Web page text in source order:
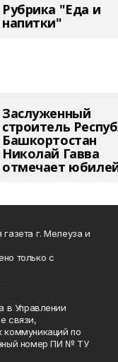
Рубрика "Еда и
напитки"
Заслуженный
строитель
Башкортостан
Николай Гавва
отмечает
г. Мелеуза и
только с
в Управлении
связи,
коммуникаций по
номер ПИ № ТУ